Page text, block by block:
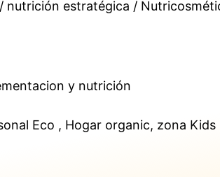
estratégica /
y nutrición
Eco , Hogar organic, zona Kids